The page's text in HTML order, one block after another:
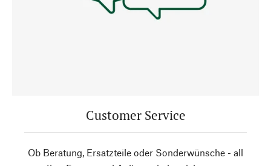
Customer Service
Ob Beratung, Ersatzteile oder Sonderwünsche - all